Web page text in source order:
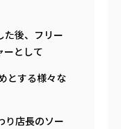
た後、フリー
ーとして
とする様々な
り店長のソー